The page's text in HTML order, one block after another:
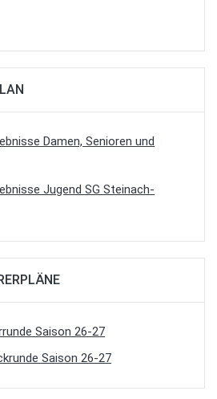
Damen, Senioren und
Jugend SG Steinach-
Saison 26-27
Saison 26-27